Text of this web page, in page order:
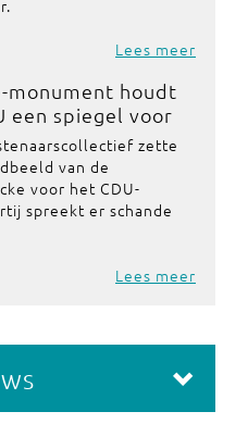
Lees meer
monument houdt
een spiegel voor
zette
van de
voor het CDU-
spreekt er schande
Lees meer